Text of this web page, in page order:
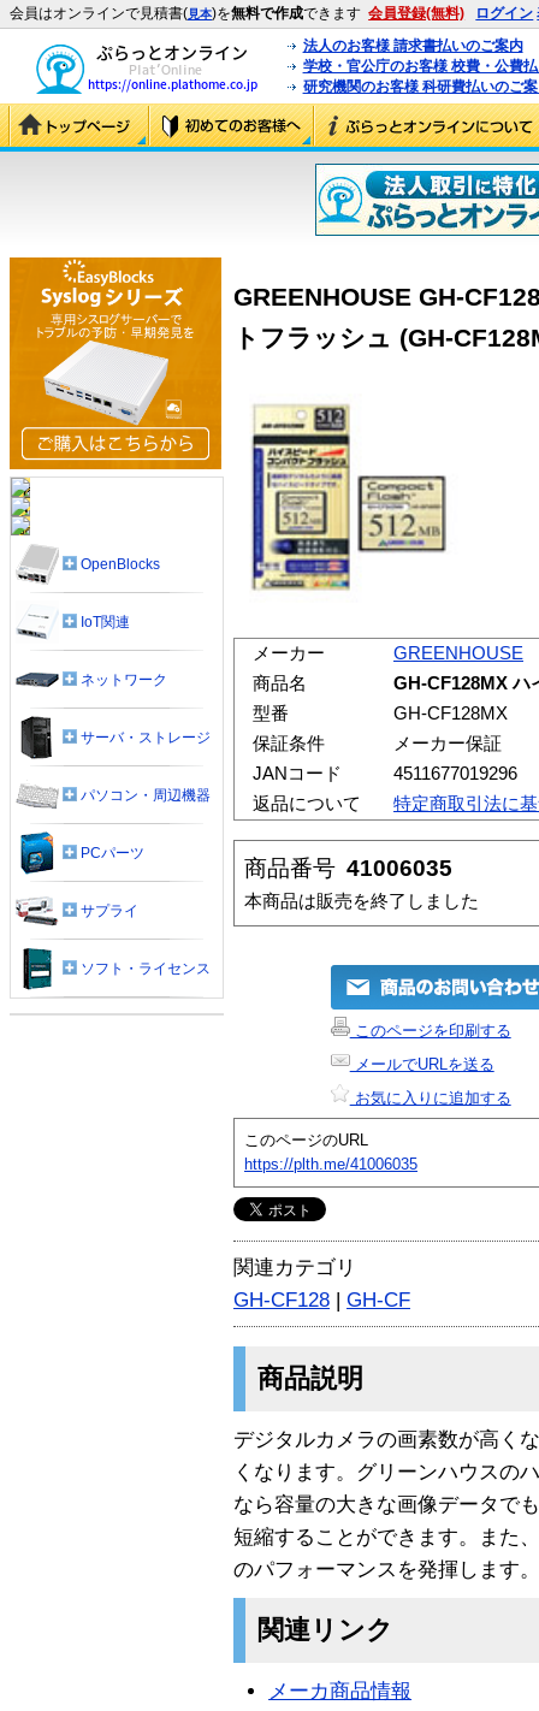
会員はオンラインで見積書(見本)を無料で作成できます 会員登録(無料) ログイン
法人のお客様 請求書払いのご案内
学校・官公庁のお客様 校費・公費
研究機関のお客様 科研費払いのご
GREENHOUSE GH-
トフラッシュ (GH-
メーカー
GREENHOUSE
商品名
GH-CF128MX ハ
型番
GH-CF128MX
保証条件
メーカー保証
JANコード
4511677019296
返品について
特定商取引法に
商品番号 41006035
本商品は販売を終了しました
このページを印刷する
メールでURLを送る
お気に入りに追加する
このページのURL
https://plth.me/41006035
関連カテゴリ
GH-CF128 | GH-CF
商品説明
デジタルカメラの画素数が高く
くなります。グリーンハウスの
なら容量の大きな画像データで
短縮することができます。また
のパフォーマンスを発揮します。
関連リンク
メーカ商品情報
OpenBlocks
IoT関連
ネットワーク
サーバ・ストレージ
パソコン・周辺機器
PCパーツ
サプライ
ソフト・ライセンス